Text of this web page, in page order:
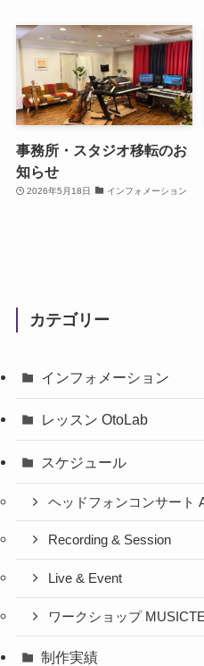
事務所・スタジオ移転のお
知らせ
2026年5月18日 インフォメーション
カテゴリー
インフォメーション
レッスン OtoLab
スケジュール
ヘッドフォンコンサート
Recording & Session
Live & Event
ワークショップ
制作実績